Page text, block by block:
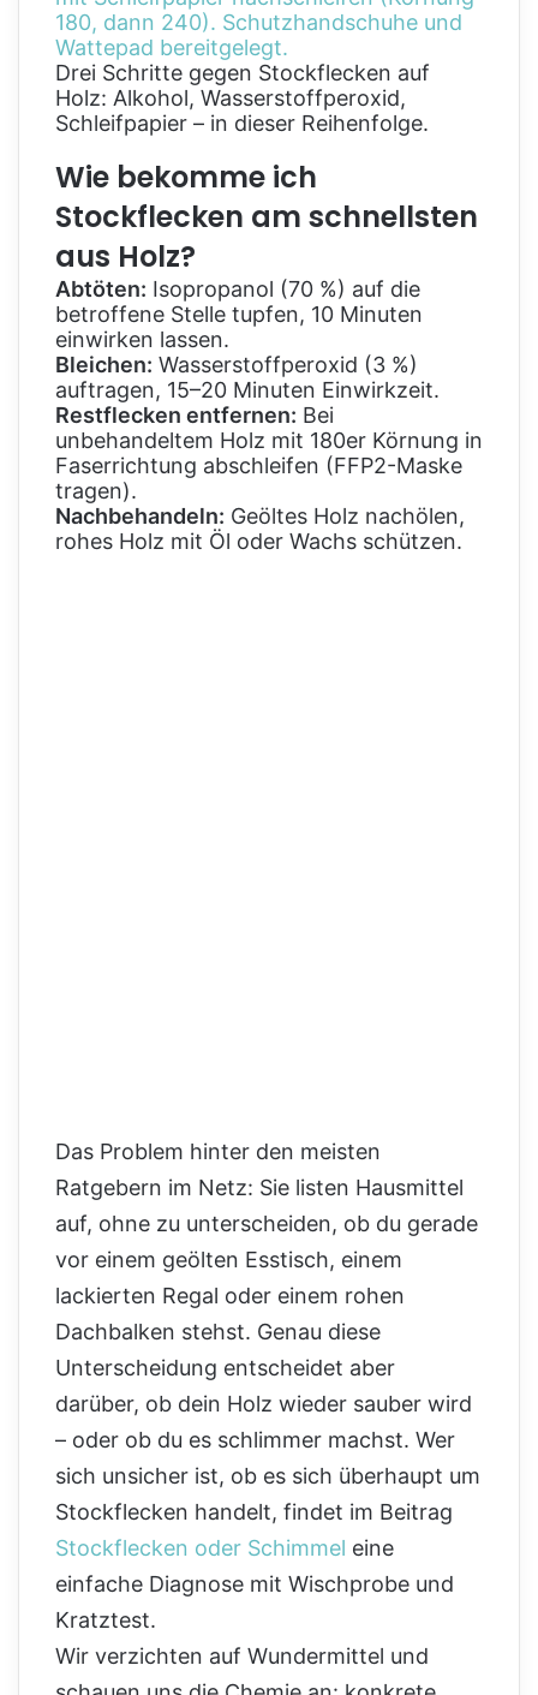
Drei Schritte gegen Stockflecken auf
Holz: Alkohol, Wasserstoffperoxid,
Schleifpapier – in dieser Reihenfolge.
Wie bekomme ich
Stockflecken am schnellsten
aus Holz?
Abtöten: Isopropanol (70 %) auf die
betroffene Stelle tupfen, 10 Minuten
einwirken lassen.
Bleichen: Wasserstoffperoxid (3 %)
auftragen, 15–20 Minuten Einwirkzeit.
Restflecken entfernen: Bei
unbehandeltem Holz mit 180er Körnung in
Faserrichtung abschleifen (FFP2-Maske
tragen).
Nachbehandeln: Geöltes Holz nachölen,
rohes Holz mit Öl oder Wachs schützen.
Das Problem hinter den meisten
Ratgebern im Netz: Sie listen Hausmittel
auf, ohne zu unterscheiden, ob du gerade
vor einem geölten Esstisch, einem
lackierten Regal oder einem rohen
Dachbalken stehst. Genau diese
Unterscheidung entscheidet aber
darüber, ob dein Holz wieder sauber wird
– oder ob du es schlimmer machst. Wer
sich unsicher ist, ob es sich überhaupt um
Stockflecken handelt, findet im Beitrag
Stockflecken oder Schimmel eine
einfache Diagnose mit Wischprobe und
Kratztest.
Wir verzichten auf Wundermittel und